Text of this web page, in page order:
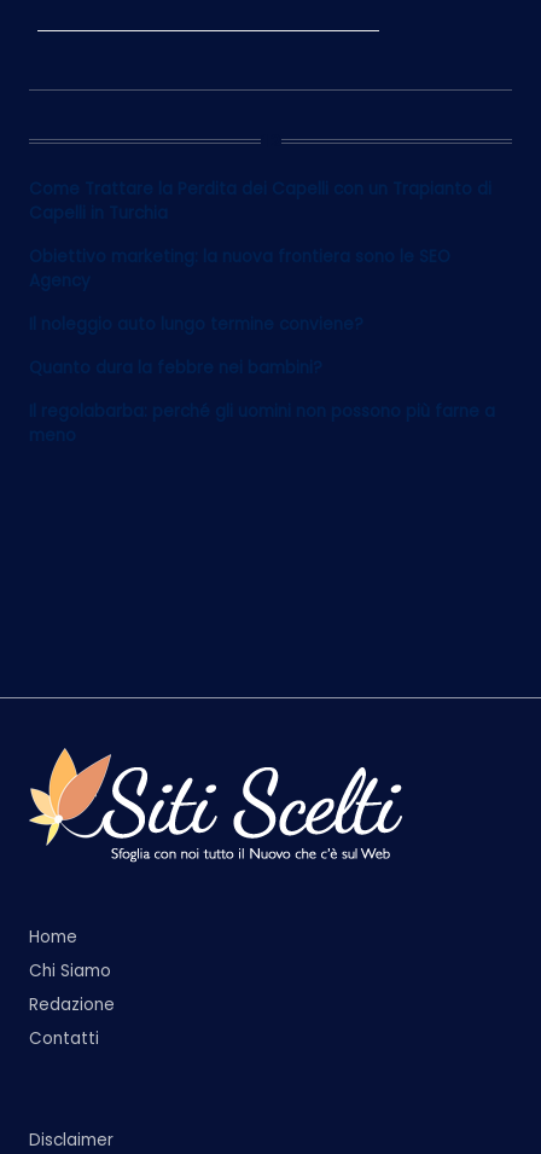
12
Come Trattare la Perdita dei Capelli con un Trapianto di
Capelli in Turchia
Obiettivo marketing: la nuova frontiera sono le SEO
Agency
Il noleggio auto lungo termine conviene?
Quanto dura la febbre nei bambini?
Il regolabarba: perché gli uomini non possono più farne a
meno
Home
Chi Siamo
Redazione
Contatti
Disclaimer